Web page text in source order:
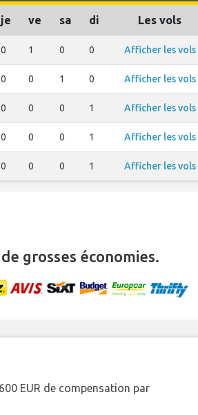
je ve sa di Les vols
0 1 0 0 Afficher les vols
0 0 1 0 Afficher les vols
0 0 0 1 Afficher les vols
0 0 0 1 Afficher les vols
0 0 0 1 Afficher les vols
grosses économies.
EUR de compensation par